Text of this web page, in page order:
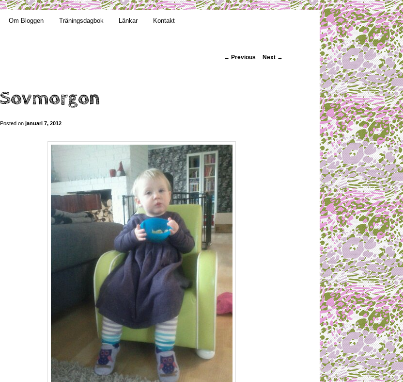
Om Bloggen Träningsdagbok Länkar Kontakt
Post navigation
← Previous Next →
Sovmorgon
Posted on januari 7, 2012